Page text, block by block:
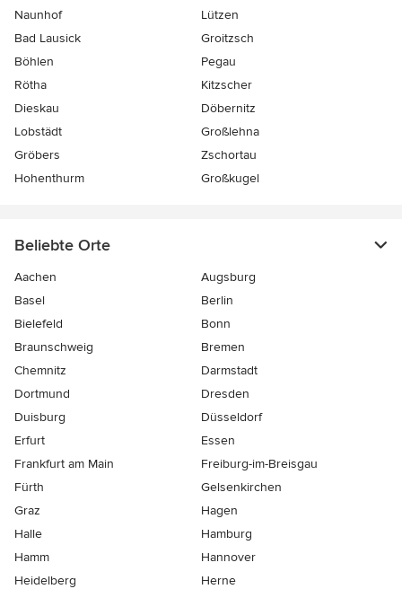
Naunhof
Lützen
Bad Lausick
Groitzsch
Böhlen
Pegau
Rötha
Kitzscher
Dieskau
Döbernitz
Lobstädt
Großlehna
Gröbers
Zschortau
Hohenthurm
Großkugel
Beliebte Orte
Aachen
Augsburg
Basel
Berlin
Bielefeld
Bonn
Braunschweig
Bremen
Chemnitz
Darmstadt
Dortmund
Dresden
Duisburg
Düsseldorf
Erfurt
Essen
Frankfurt am Main
Freiburg-im-Breisgau
Fürth
Gelsenkirchen
Graz
Hagen
Halle
Hamburg
Hamm
Hannover
Heidelberg
Herne